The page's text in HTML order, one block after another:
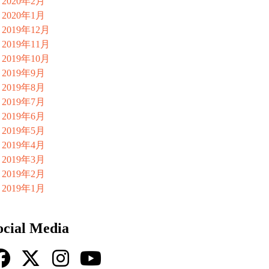
2020年1月
2019年12月
2019年11月
2019年10月
2019年9月
2019年8月
2019年7月
2019年6月
2019年5月
2019年4月
2019年3月
2019年2月
2019年1月
Media